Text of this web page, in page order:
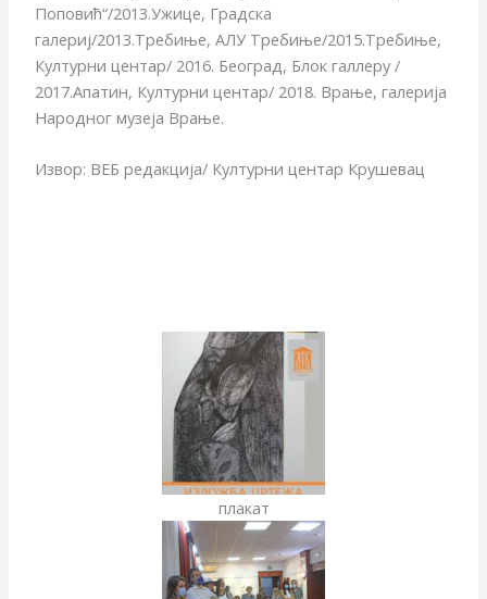
Поповић“/2013.Ужице, Градска
галериј/2013.Требиње, АЛУ Требиње/2015.Требиње,
Културни центар/ 2016. Београд, Блок галлерy /
2017.Апатин, Културни центар/ 2018. Врање, галерија
Народног музеја Врање.
Извор: ВЕБ редакција/ Културни центар Крушевац
плакат